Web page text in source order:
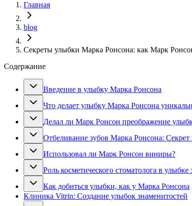
Главная
blog
Секреты улыбки Марка Ронсона: как Марк Ронсон
Содержание
Введение в улыбку Марка Ронсона
Что делает улыбку Марка Ронсона
Делал ли Марк Ронсон преображение
Отбеливание зубов Марка Ронсона: Секрет
Использовал ли Марк Ронсон виниры?
Роль косметического стоматолога в улыбке
Как добиться улыбки, как у Марка Ронсона
Клиника Vitrin: Создание улыбок знаменитостей